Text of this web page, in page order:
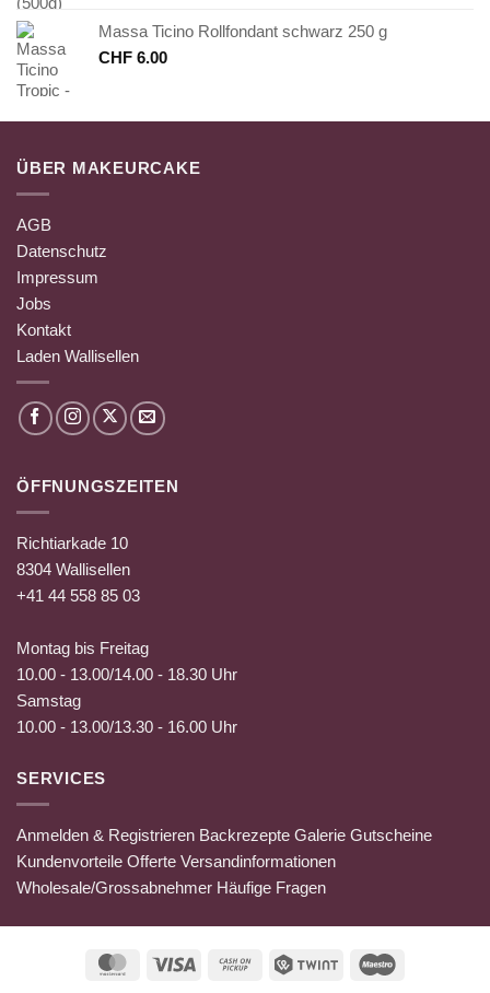
Massa Ticino Rollfondant schwarz 250 g
CHF 6.00
ÜBER MAKEURCAKE
AGB
Datenschutz
Impressum
Jobs
Kontakt
Laden Wallisellen
ÖFFNUNGSZEITEN
Richtiarkade 10
8304 Wallisellen
+41 44 558 85 03
Montag bis Freitag
10.00 - 13.00/14.00 - 18.30 Uhr
Samstag
10.00 - 13.00/13.30 - 16.00 Uhr
SERVICES
Anmelden & Registrieren Backrezepte Galerie Gutscheine
Kundenvorteile Offerte Versandinformationen
Wholesale/Grossabnehmer Häufige Fragen
MasterCardVisa
Cash
Twint